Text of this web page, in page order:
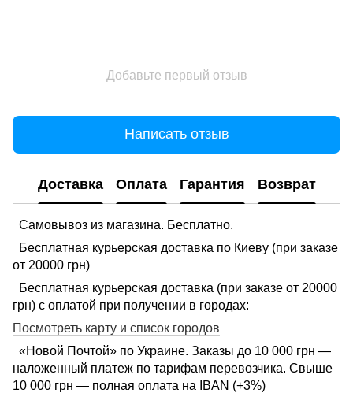
Добавьте первый отзыв
Написать отзыв
Доставка Оплата Гарантия Возврат
Самовывоз из магазина. Бесплатно.
Бесплатная курьерская доставка по Киеву (при заказе
от 20000 грн)
Бесплатная курьерская доставка (при заказе от 20000
грн) с оплатой при получении в городах:
Посмотреть карту и список городов
«Новой Почтой» по Украине. Заказы до 10 000 грн —
наложенный платеж по тарифам перевозчика. Свыше
10 000 грн — полная оплата на IBAN (+3%)